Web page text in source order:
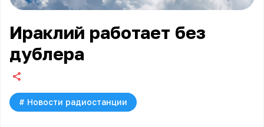
Ираклий работает без
дублера
# Новости радиостанции